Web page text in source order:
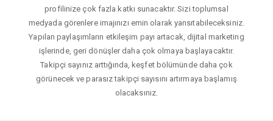
profilinize çok fazla katkı sunacaktır. Sizi toplumsal
medyada görenlere imajınızı emin olarak yansıtabileceksiniz.
Yapılan paylaşımların etkileşim payı artacak, dijital marketing
işlerinde, geri dönüşler daha çok olmaya başlayacaktır.
Takipçi sayınız arttığında, keşfet bölümünde daha çok
görünecek ve parasız takipçi sayısını artırmaya başlamış
olacaksınız.